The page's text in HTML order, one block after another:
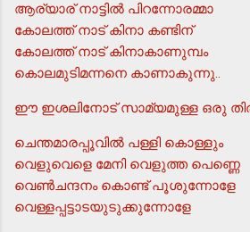
ആര്യാര് നാട്ടില്‍ പിറന്നോരമ്മാ
കോലത്ത് നാട് കിനാ കണ്ടിന്
കോലത്ത് നാട് കിനാകാണുമ്പം
കൊലമുടിമന്നനെ കാണാകുന്നു..
ഈ ഇശലിനോട് സാമ്യമുള്ള ഒരു
ചെന്തമാരപ്പൂവില്‍ പള്ളി കൊള്ളും
വെളുവെളെ മേനി വെളുത്ത പെണ്ണെ
വെണ്‍ചന്ദനം കൊണ്ട് പൂശുന്നോളേ
വെള്ളപ്പട്ടാടയുടുക്കുന്നോളേ